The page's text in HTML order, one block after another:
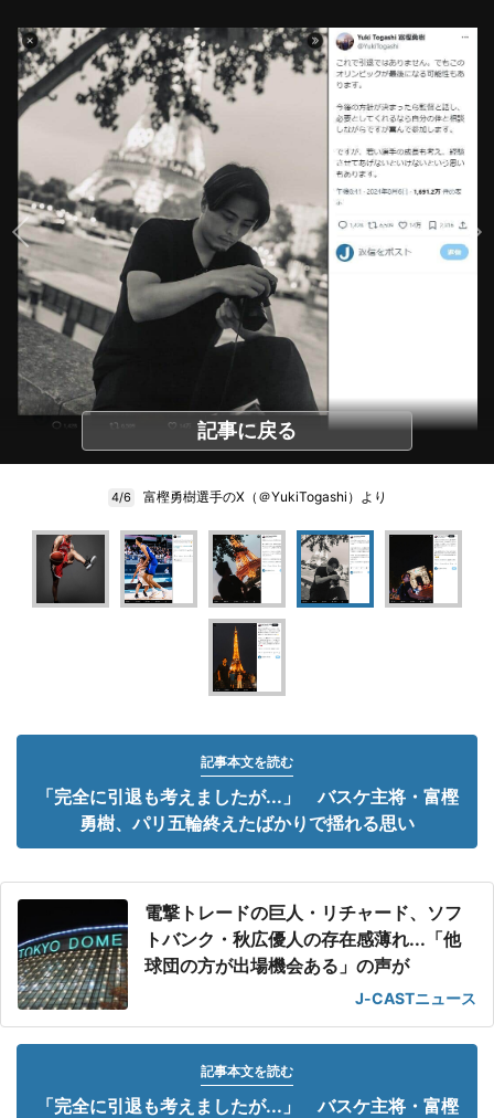
記事に戻る
4/6 富樫勇樹選手のX（＠YukiTogashi）より
記事本文を読む
「完全に引退も考えましたが...」 バスケ主将・富樫
勇樹、パリ五輪終えたばかりで揺れる思い
電撃トレードの巨人・リチャード、ソフ
トバンク・秋広優人の存在感薄れ...「他
球団の方が出場機会ある」の声が
J-CASTニュース
記事本文を読む
「完全に引退も考えましたが...」 バスケ主将・富樫